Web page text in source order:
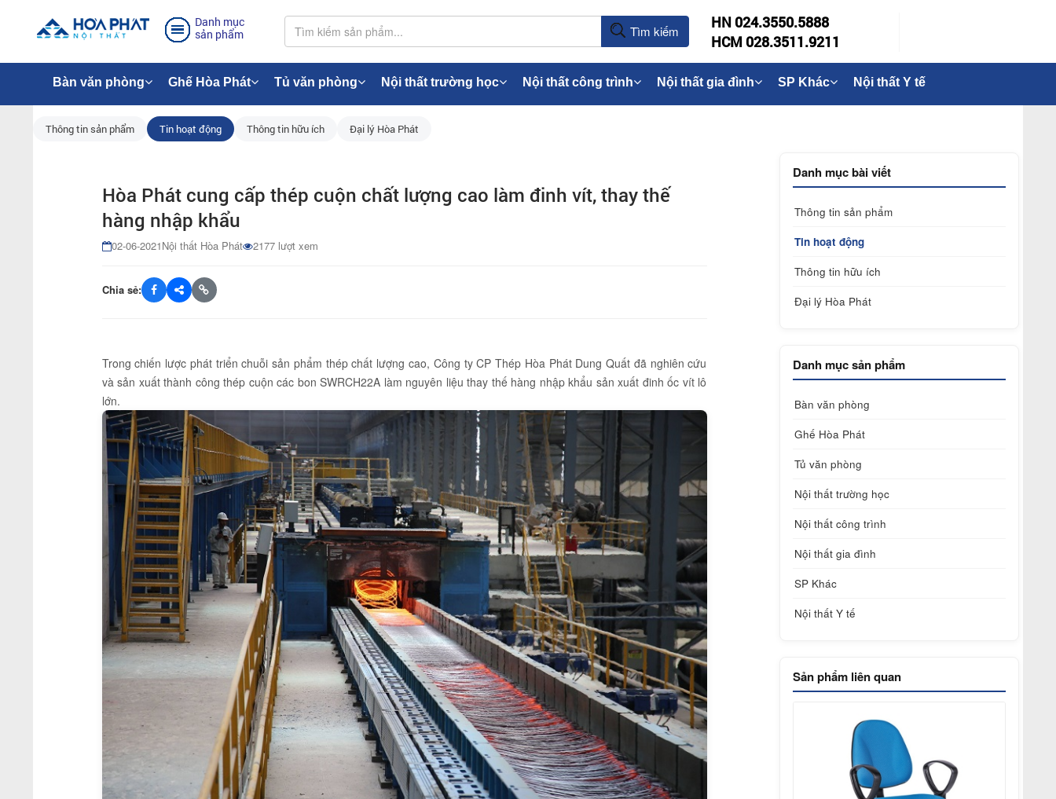
Danh mục
sản phẩm
Tìm kiếm
HN 024.3550.5888
HCM 028.3511.9211
Bàn văn phòng Ghế Hòa Phát Tủ văn phòng Nội thất trường học Nội thất công trình Nội thất gia đình SP Khác Nội thất Y tế
Thông tin sản phẩm Tin hoạt động Thông tin hữu ích Đại lý Hòa Phát
Hòa Phát cung cấp thép cuộn chất lượng cao làm đinh vít, thay thế
hàng nhập khẩu
02-06-2021Nội thất Hòa Phát 2177 lượt xem
Chia sẻ:
Trong chiến lược phát triển chuỗi sản phẩm thép chất lượng cao, Công ty CP Thép Hòa Phát Dung Quất đã nghiên cứu
và sản xuất thành công thép cuộn các bon SWRCH22A làm nguyên liệu thay thế hàng nhập khẩu sản xuất đinh ốc vít lô
lớn.
Danh mục bài viết
Thông tin sản phẩm
Tin hoạt động
Thông tin hữu ích
Đại lý Hòa Phát
Danh mục sản phẩm
Bàn văn phòng
Ghế Hòa Phát
Tủ văn phòng
Nội thất trường học
Nội thất công trình
Nội thất gia đình
SP Khác
Nội thất Y tế
Sản phẩm liên quan